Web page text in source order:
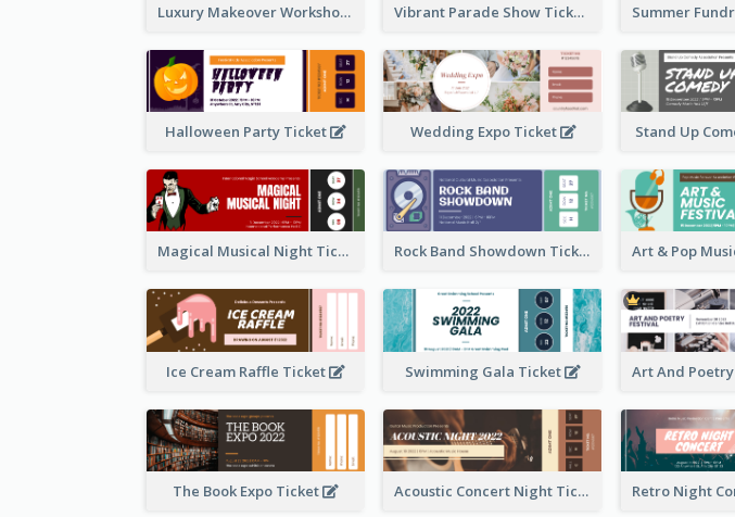
Luxury Makeover Workshop Ticket Design Vibrant Parade Show Ticket Design
Halloween Party Ticket Wedding Expo Ticket Stand Up
Magical Musical Night Ticket Rock Band Showdown Ticket
Ice Cream Raffle Ticket Swimming Gala Ticket
The Book Expo Ticket Acoustic Concert Night Ticket